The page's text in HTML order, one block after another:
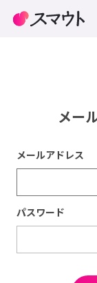
メー
メールアドレス
パスワード